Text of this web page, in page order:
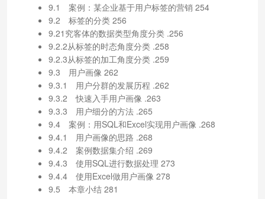
9.1 案例：某企业基于用户标签的营销 254
9.2 标签的分类 256
9.21究客体的数据类型角度分类 .256
9.2.2从标签的时态角度分类 .258
9.2.3从标签的加工角度分类 .259
9.3 用户画像 262
9.3.1 用户分群的发展历程 .262
9.3.2 快速入手用户画像 .263
9.3.3 用户细分的方法 .265
9.4 案例：用SQL和Excel实现用户画像 .268
9.4.1 用户画像的思路 .268
9.4.2 案例数据集介绍 .269
9.4.3 使用SQL进行数据处理 273
9.4.4 使用Excel做用户画像 278
9.5 本章小结 281